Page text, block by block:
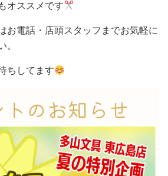
オススメです
お電話・店頭スタッフまでお気軽に
。
ちしてます